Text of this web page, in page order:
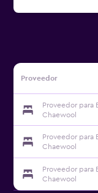
Proveedor
Proveedor para
Chaewool
Proveedor para
Chaewool
Proveedor para
Chaewool